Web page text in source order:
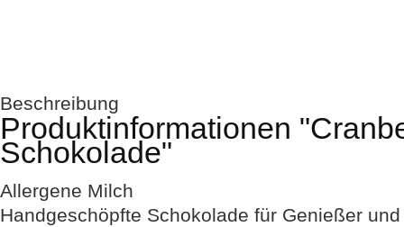
Beschreibung
Produktinformationen
Schokolade"
Allergene Milch
Handgeschöpfte Schokolade für Genießer